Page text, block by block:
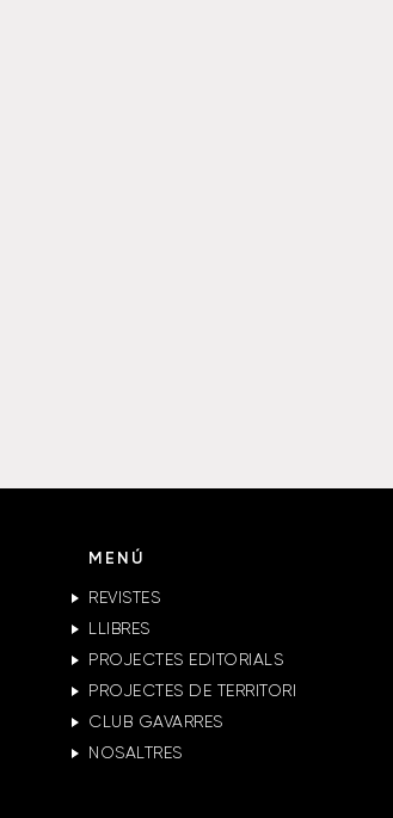
MENÚ
REVISTES
LLIBRES
PROJECTES EDITORIALS
PROJECTES DE TERRITORI
CLUB GAVARRES
NOSALTRES